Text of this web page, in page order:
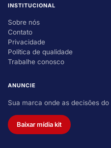
INSTITUCIONAL
Sobre nós
Contato
Privacidade
Política de qualidade
Trabalhe conosco
ANUNCIE
Sua marca onde as decisões
Baixar mídia kit